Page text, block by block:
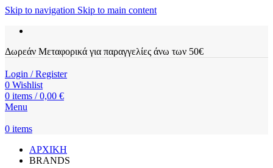
Skip to navigation Skip to main content
Δωρεάν Μεταφορικά για παραγγελίες άνω των 50€
Login / Register
0 Wishlist
0 items / 0,00 €
Menu
0 items
ΑΡΧΙΚΗ
BRANDS